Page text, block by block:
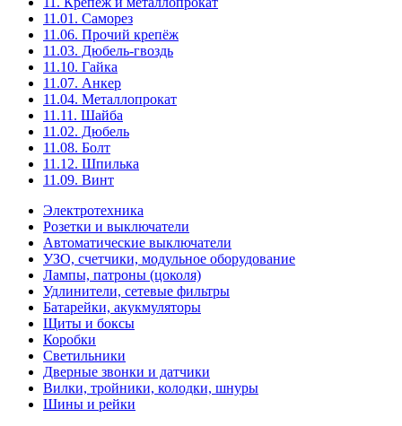
11.01. Саморез
11.06. Прочий крепёж
11.03. Дюбель-гвоздь
11.10. Гайка
11.07. Анкер
11.04. Металлопрокат
11.11. Шайба
11.02. Дюбель
11.08. Болт
11.12. Шпилька
11.09. Винт
Электротехника
Розетки и выключатели
Автоматические выключатели
УЗО, счетчики, модульное оборудование
Лампы, патроны (цоколя)
Удлинители, сетевые фильтры
Батарейки, акукмуляторы
Щиты и боксы
Коробки
Светильники
Дверные звонки и датчики
Вилки, тройники, колодки, шнуры
Шины и рейки